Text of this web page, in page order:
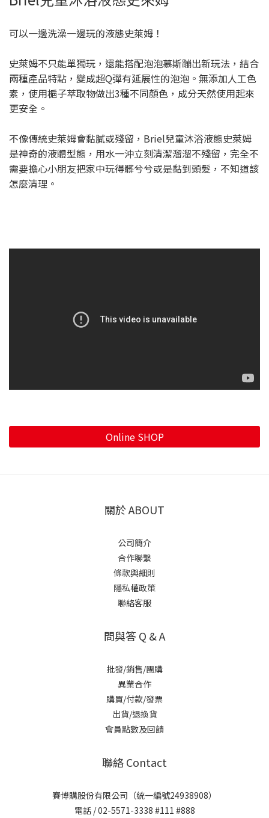
可以一邊洗澡一邊玩的液態史萊姆！
史萊姆不只能單獨玩，還能搭配泡泡慕斯蹦出新玩法，結合
兩種產品特點，變成超Q彈有延展性的泡泡。無添加人工色
素，使用梔子萃取物做出3種不同顏色，成分天然使用起來
更安全。
不像傳統史萊姆會黏膩或殘留，Briel兒童沐浴液態史萊姆
是神奇的液體型態，用水一沖立刻清潔溜溜不殘留，完全不
需要擔心小朋友把家中玩得髒兮兮或是黏到頭髮，不知道該
怎麼清理。
Online SHOP
關於 ABOUT
公司簡介
合作聯繫
條款與細則
隱私權政策
聯絡客服
問與答 Q & A
批發/銷售/團購
異業合作
購買/付款/發票
出貨/退換貨
會員點數及回饋
聯絡 Contact
賽博購股份有限公司（統一編號24938908）
電話 / 02-5571-3338 #111 #888